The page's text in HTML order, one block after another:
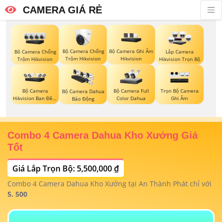
CAMERA GIÁ RẺ
Bô Camera Chống
Trộm Hikvision
Bộ Camera Chống
Trộm Hikvision
Bộ Camera Ghi Âm
Hikvision
Lắp Camera
Hikvision Trọn Bộ
Bộ Camera
Hikvision Ban Đêm
Có Màu
Bộ Camera Dahua
Báo Động
Bộ Camera Full
Color Dahua
Trọn Bộ Camera
Ghi Âm
Combo 4 Camera Dahua Kho Xưởng Giá
Tốt
Giá Lắp Trọn Bộ: 5,500,000 ₫
Combo 4 Camera Dahua Kho Xưởng tại An Thành Phát chỉ với
5. 500